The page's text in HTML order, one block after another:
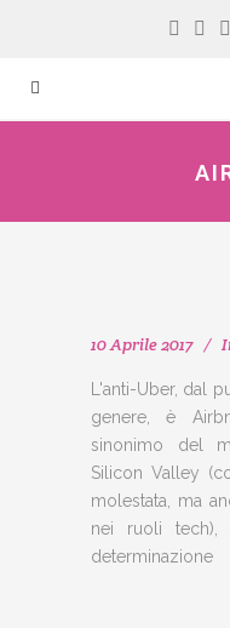
10 Aprile 2017
L'anti-Uber, dal
genere, è
sinonimo del
Silicon Valley
molestata, ma
nei ruoli
determinazione